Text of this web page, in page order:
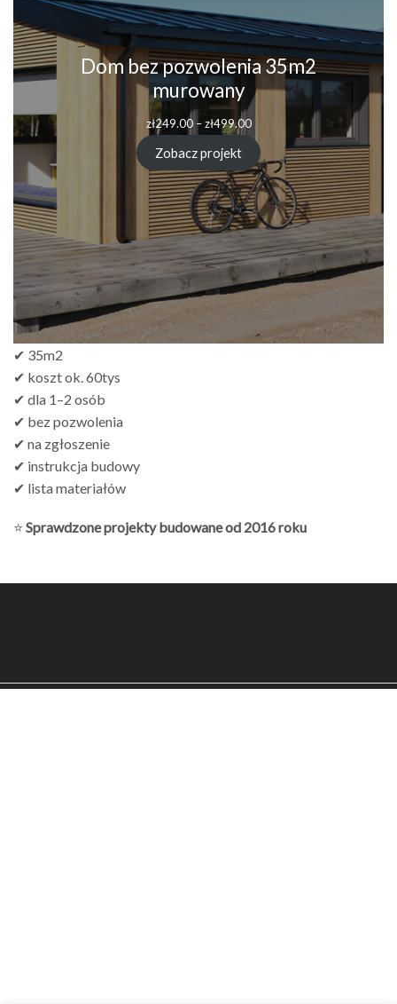
Dom bez pozwolenia 35m2
murowany
zł249.00 – zł499.00Zakres
od
zł249.00
do
zł499.00
Zobacz projekt
✔ 35m2
✔ koszt ok. 60tys
✔ dla 1–2 osób
✔ bez pozwolenia
✔ na zgłoszenie
✔ instrukcja budowy
✔ lista materiałów
⭐ Sprawdzone projekty budowane od 2016 roku